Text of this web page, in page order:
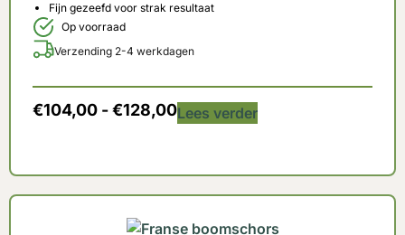
Fijn gezeefd voor strak resultaat
Op voorraad
Verzending 2-4 werkdagen
€104,00 -€128,00Lees verder